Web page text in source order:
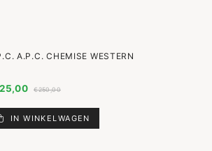
A.P.C. CHEMISE WESTERN
€250,00
IN WINKELWAGEN